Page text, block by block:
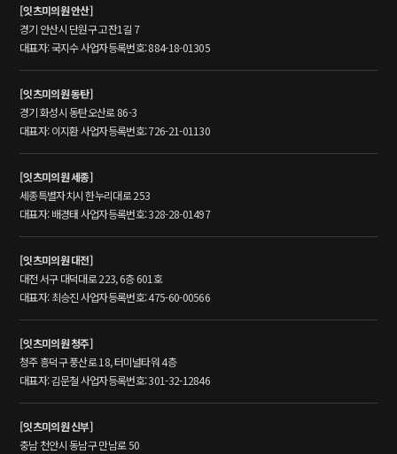
[잇츠미의원 안산]
경기 안산시 단원구 고잔1길 7
대표자: 국지수 사업자등록번호: 884-18-01305
[잇츠미의원 동탄]
경기 화성시 동탄오산로 86-3
대표자: 이지환 사업자등록번호: 726-21-01130
[잇츠미의원 세종]
세종특별자치시 한누리대로 253
대표자: 배경태 사업자등록번호: 328-28-01497
[잇츠미의원 대전]
대전 서구 대덕대로 223, 6층 601호
대표자: 최승진 사업자등록번호: 475-60-00566
[잇츠미의원 청주]
청주 흥덕구 풍산로 18, 터미널타워 4층
대표자: 김문철 사업자등록번호: 301-32-12846
[잇츠미의원 신부]
충남 천안시 동남구 만남로 50